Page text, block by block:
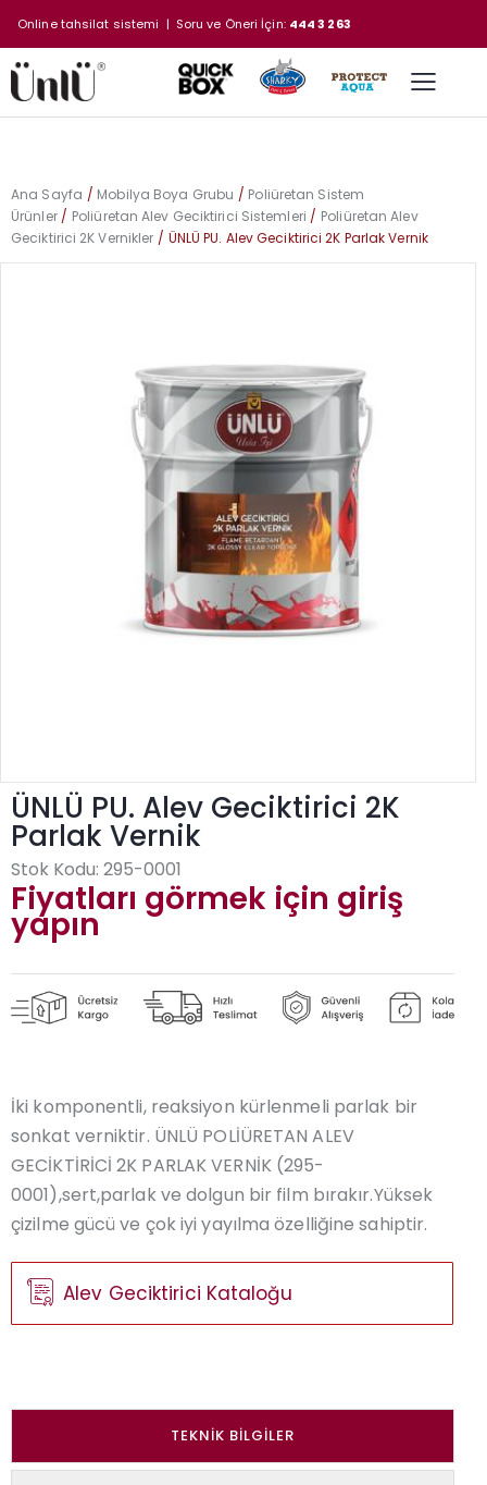
Online tahsilat sistemi | Soru ve Öneri İçin: 444 3 263
Ana Sayfa Mobilya Boya Grubu
Poliüretan Sistem
Ürünler
Poliüretan Alev Geciktirici Sistemleri
Poliüretan Alev
Geciktirici 2K Vernikler
ÜNLÜ PU. Alev Geciktirici 2K Parlak Vernik
ÜNLÜ PU. Alev Geciktirici 2K
Parlak Vernik
Stok Kodu: 295-0001
Fiyatları görmek için giriş
yapın
İki komponentli, reaksiyon kürlenmeli parlak bir
sonkat verniktir. ÜNLÜ POLİÜRETAN ALEV
GECİKTİRİCİ 2K PARLAK VERNİK (295-
0001),sert,parlak ve dolgun bir film bırakır.Yüksek
çizilme gücü ve çok iyi yayılma özelliğine sahiptir.
Alev Geciktirici Kataloğu
TEKNIK BILGILER